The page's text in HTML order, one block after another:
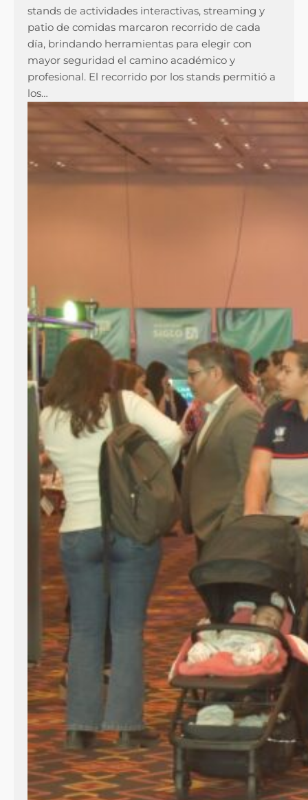
stands de actividades interactivas, streaming y
patio de comidas marcaron recorrido de cada
día, brindando herramientas para elegir con
mayor seguridad el camino académico y
profesional. El recorrido por los stands permitió a
los…